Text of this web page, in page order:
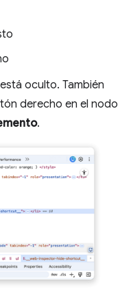
oculto. También
derecho en el nodo
.